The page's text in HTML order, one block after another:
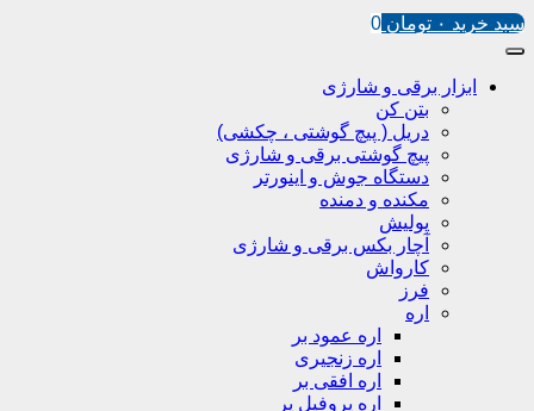
سبد خرید ۰ تومان 0
ابزار برقی و شارژی
بتن کن
دریل ( پیچ گوشتی ، چکشی)
پیچ گوشتی برقی و شارژی
دستگاه جوش و اینورتر
مکنده و دمنده
پولیش
آچار بکس برقی و شارژی
کارواش
فرز
اره
اره عمود بر
اره زنجیری
اره افقی بر
اره پروفیل پر